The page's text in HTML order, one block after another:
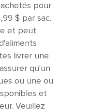
pour
$ par sac.
et peut
livrer une
qu'un
ou une ou
et
Veuillez